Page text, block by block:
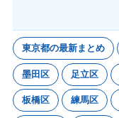
東京都の最新まとめ
墨田区 足立区
板橋区 練馬区